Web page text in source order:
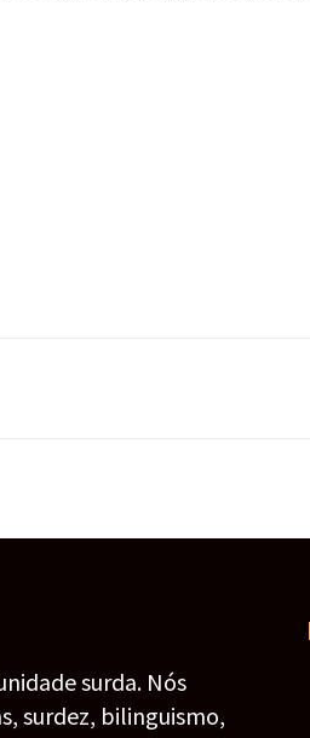
surda. Nós
surdez, bilinguismo,